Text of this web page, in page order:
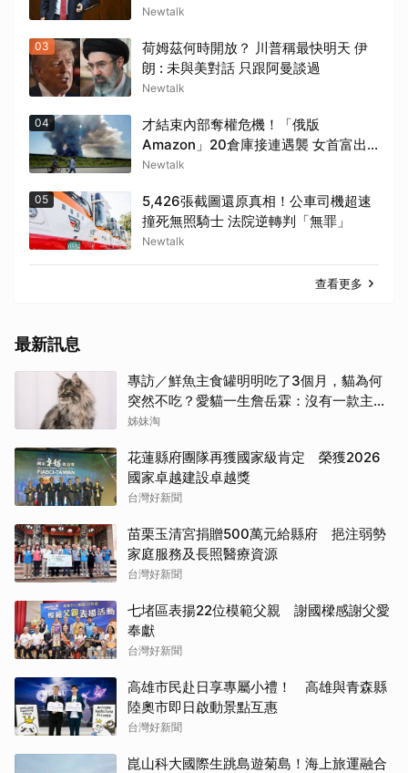
Newtalk
03
荷姆茲何時開放？ 川普稱最快明天 伊
朗 : 未與美對話 只跟阿曼談過
Newtalk
04
才結束內部奪權危機！「俄版
Amazon」20倉庫接連遇襲 女首富出
面了.....
Newtalk
05
5,426張截圖還原真相！公車司機超速
撞死無照騎士 法院逆轉判「無罪」
Newtalk
查看更多
最新訊息
專訪／鮮魚主食罐明明吃了3個月，貓為何
突然不吃？愛貓一生詹岳霖：沒有一款主食
能保證牠永遠喜歡
姊妹淘
花蓮縣府團隊再獲國家級肯定 榮獲2026
國家卓越建設卓越獎
台灣好新聞
苗栗玉清宮捐贈500萬元給縣府 挹注弱勢
家庭服務及長照醫療資源
台灣好新聞
七堵區表揚22位模範父親 謝國樑感謝父愛
奉獻
台灣好新聞
高雄市民赴日享專屬小禮！ 高雄與青森縣
陸奧市即日啟動景點互惠
台灣好新聞
崑山科大國際生跳島遊菊島！海上旅運融合